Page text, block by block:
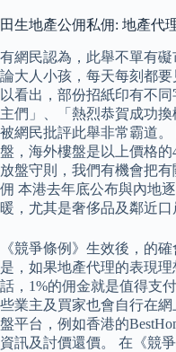
田生地產公佣私佣: 地產代
有網民認為，此舉不單有
論大人小孩，每天每刻都
以看出，部份招紙印有不
主們」、「熱烈恭賀成功
被網民批評此舉非常霸道
盤，海外樓盤是以上價格
放盤守則，我們有機會把
佣 本港去年底公布與內地
暖，尤其是奢侈品及鄰近口
《競爭條例》生效後，的
是，如果地產代理的表現
話，1%的佣金就是值得支
些業主及買家也會自行在
盤平台，例如香港的
資訊及討價還價。 在《競